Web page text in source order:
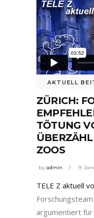
AKTUELL
ZÜRICH:
TÖTUNG
ZOOS
byadmin 9.
TELE Z aktuell
argumentiert für